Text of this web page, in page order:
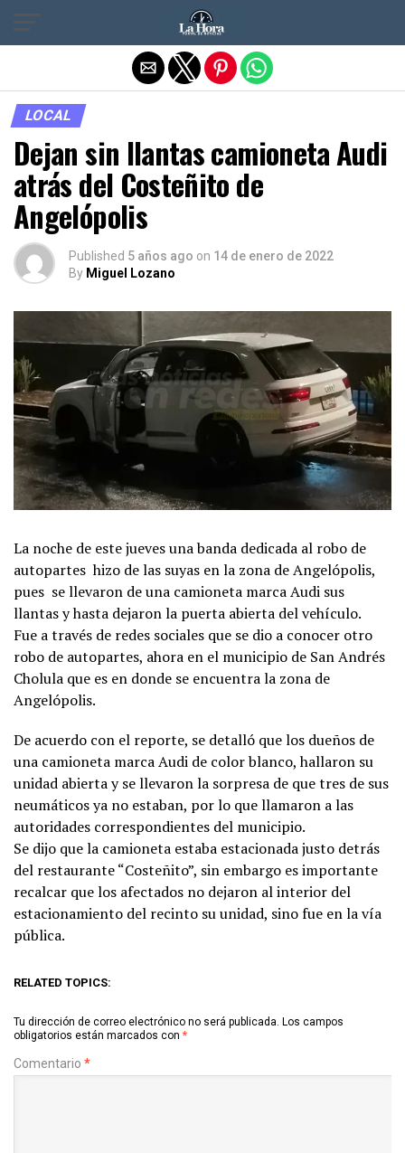
LOCAL
Dejan sin llantas camioneta Audi
atrás del Costeñito de
Angelópolis
Published 5 años ago on 14 de enero de 2022
By Miguel Lozano
La noche de este jueves una banda dedicada al robo de
autopartes hizo de las suyas en la zona de Angelópolis,
pues se llevaron de una camioneta marca Audi sus
llantas y hasta dejaron la puerta abierta del vehículo.
Fue a través de redes sociales que se dio a conocer otro
robo de autopartes, ahora en el municipio de San Andrés
Cholula que es en donde se encuentra la zona de
Angelópolis.
De acuerdo con el reporte, se detalló que los dueños de
una camioneta marca Audi de color blanco, hallaron su
unidad abierta y se llevaron la sorpresa de que tres de sus
neumáticos ya no estaban, por lo que llamaron a las
autoridades correspondientes del municipio.
Se dijo que la camioneta estaba estacionada justo detrás
del restaurante “Costeñito”, sin embargo es importante
recalcar que los afectados no dejaron al interior del
estacionamiento del recinto su unidad, sino fue en la vía
pública.
RELATED TOPICS:
Tu dirección de correo electrónico no será publicada. Los campos
obligatorios están marcados con *
Comentario *
Salir de la versión móvil